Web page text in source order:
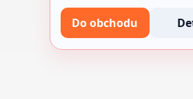
Do obchodu